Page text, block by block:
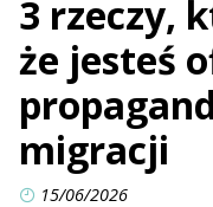
3 rzeczy,
że jesteś
migracji
15/06/2026